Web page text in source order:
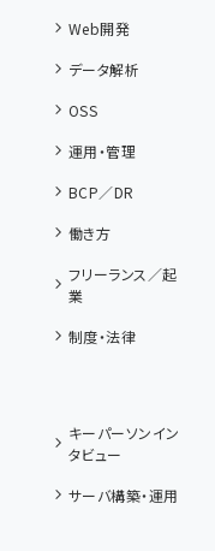
Web開発
データ解析
OSS
運用・管理
BCP／DR
働き方
フリーランス／起
業
制度・法律
キーパーソンイン
タビュー
サーバ構築・運用